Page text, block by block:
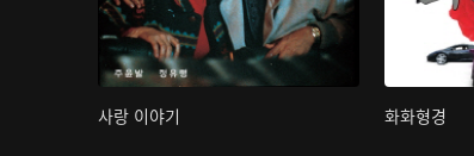
사랑 이야기 화화형경